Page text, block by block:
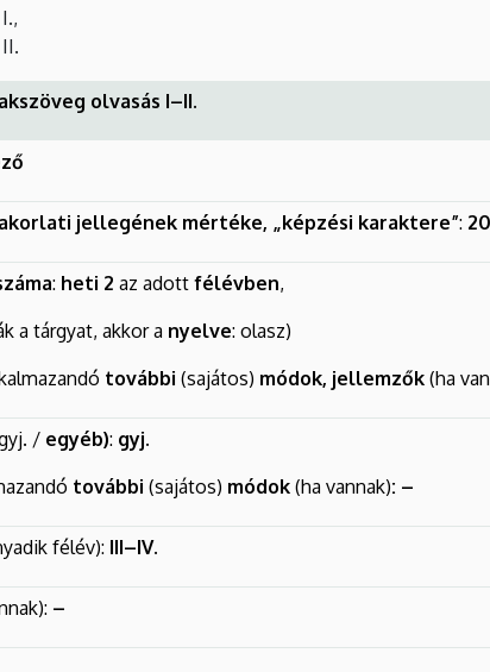
olvasás I–II.
jellegének mértéke, „képzési karaktere”:
: heti 2 az adott félévben,
a tárgyat, akkor a nyelve: olasz)
további (sajátos) módok, jellemzők (ha
/ egyéb): gyj.
további (sajátos) módok (ha vannak): –
félév): III–IV.
–